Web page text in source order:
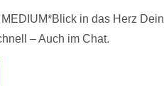
in das Herz
– Auch im Chat.